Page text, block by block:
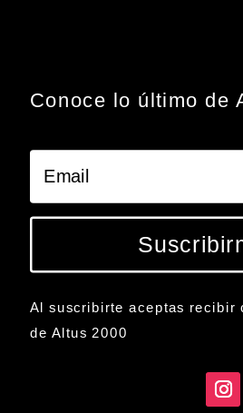
Conoce lo último de
Al suscribirte aceptas recibir
de Altus 2000